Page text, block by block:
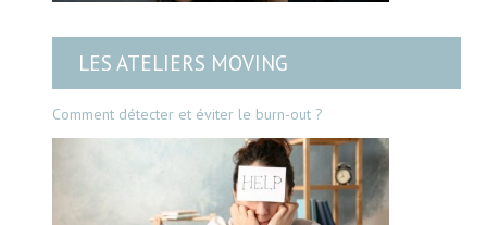
LES ATELIERS MOVING
Comment détecter et éviter le burn-out ?